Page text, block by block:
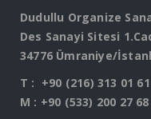
Dudullu Organize
Des Sanayi Sitesi
34776 Ümraniye/
T : +90 (216) 313 01 61
M : +90 (533) 200 27 68